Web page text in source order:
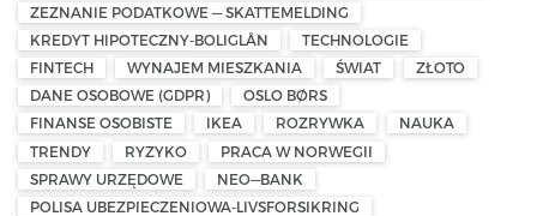
ZEZNANIE PODATKOWE — SKATTEMELDING
KREDYT HIPOTECZNY-BOLIGLÅN
TECHNOLOGIE
FINTECH
WYNAJEM MIESZKANIA ŚWIAT
ZŁOTO
DANE OSOBOWE (GDPR)
OSLO BØRS
FINANSE OSOBISTE
IKEA ROZRYWKA
NAUKA
TRENDY
RYZYKO
PRACA W NORWEGII
SPRAWY URZĘDOWE
NEO—BANK
POLISA UBEZPIECZENIOWA-LIVSFORSIKRING